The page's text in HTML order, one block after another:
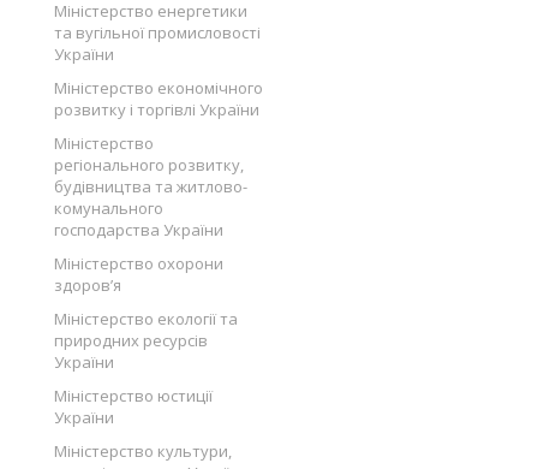
Міністерство енергетики
та вугільної промисловості
України
Міністерство економічного
розвитку і торгівлі України
Міністерство
регіонального розвитку,
будівництва та житлово-
комунального
господарства України
Міністерство охорони
здоров’я
Міністерство екології та
природних ресурсів
України
Міністерство юстиції
України
Міністерство культури,